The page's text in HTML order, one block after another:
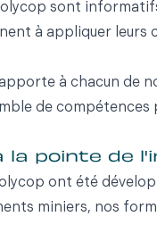
sont
à appliquer leurs
à chacun de
de
la pointe de
ont été
miniers, nos